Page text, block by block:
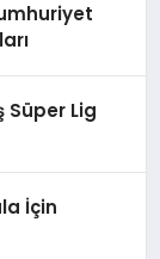
Lig
İçin